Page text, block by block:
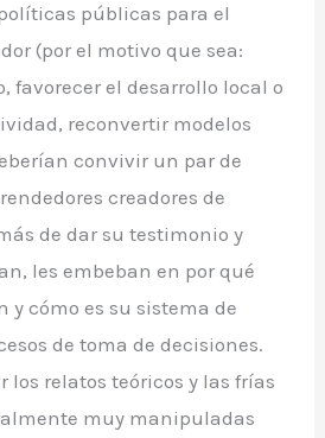
públicas para el
(por el motivo que sea:
favorecer el desarrollo local o
reconvertir modelos
convivir un par de
creadores de
de dar su testimonio y
les embeban en por qué
y cómo es su sistema de
de toma de decisiones.
los relatos teóricos y las frías
muy manipuladas